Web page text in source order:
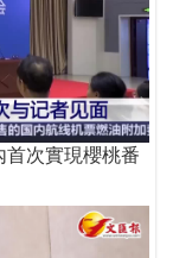
首次實現櫻桃番